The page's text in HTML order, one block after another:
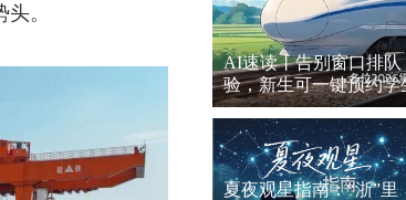
。
AI速读丨告别窗口排队
验，新生可一键预约学
夏夜观星指南：“浙”里